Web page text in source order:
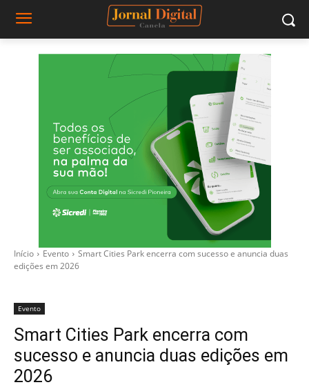
Início Evento
Smart Cities Park encerra com sucesso e anuncia duas
edições em 2026
Evento
Smart Cities Park encerra com
sucesso e anuncia duas edições em
2026